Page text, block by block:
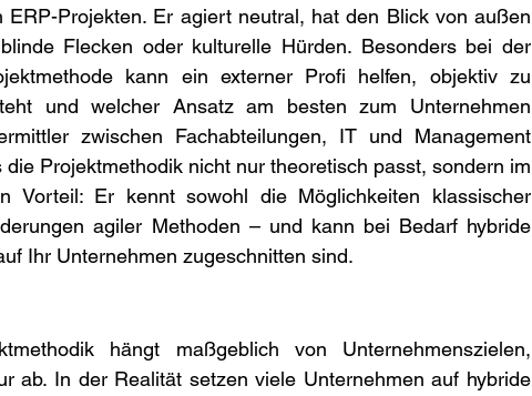
Projekten. Er agiert neutral, hat den Blick von außen
Flecken oder kulturelle Hürden. Besonders bei der
kann ein externer Profi helfen, objektiv zu
und welcher Ansatz am besten zum Unternehmen
zwischen Fachabteilungen, IT und Management
Projektmethodik nicht nur theoretisch passt, sondern im
Vorteil: Er kennt sowohl die Möglichkeiten klassischer
agiler Methoden – und kann bei Bedarf hybride
Ihr Unternehmen zugeschnitten sind.
hängt maßgeblich von Unternehmenszielen,
ab. In der Realität setzen viele Unternehmen auf hybride